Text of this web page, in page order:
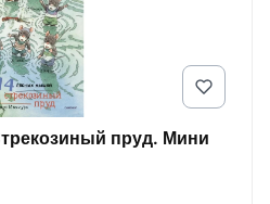
пруд. Мини